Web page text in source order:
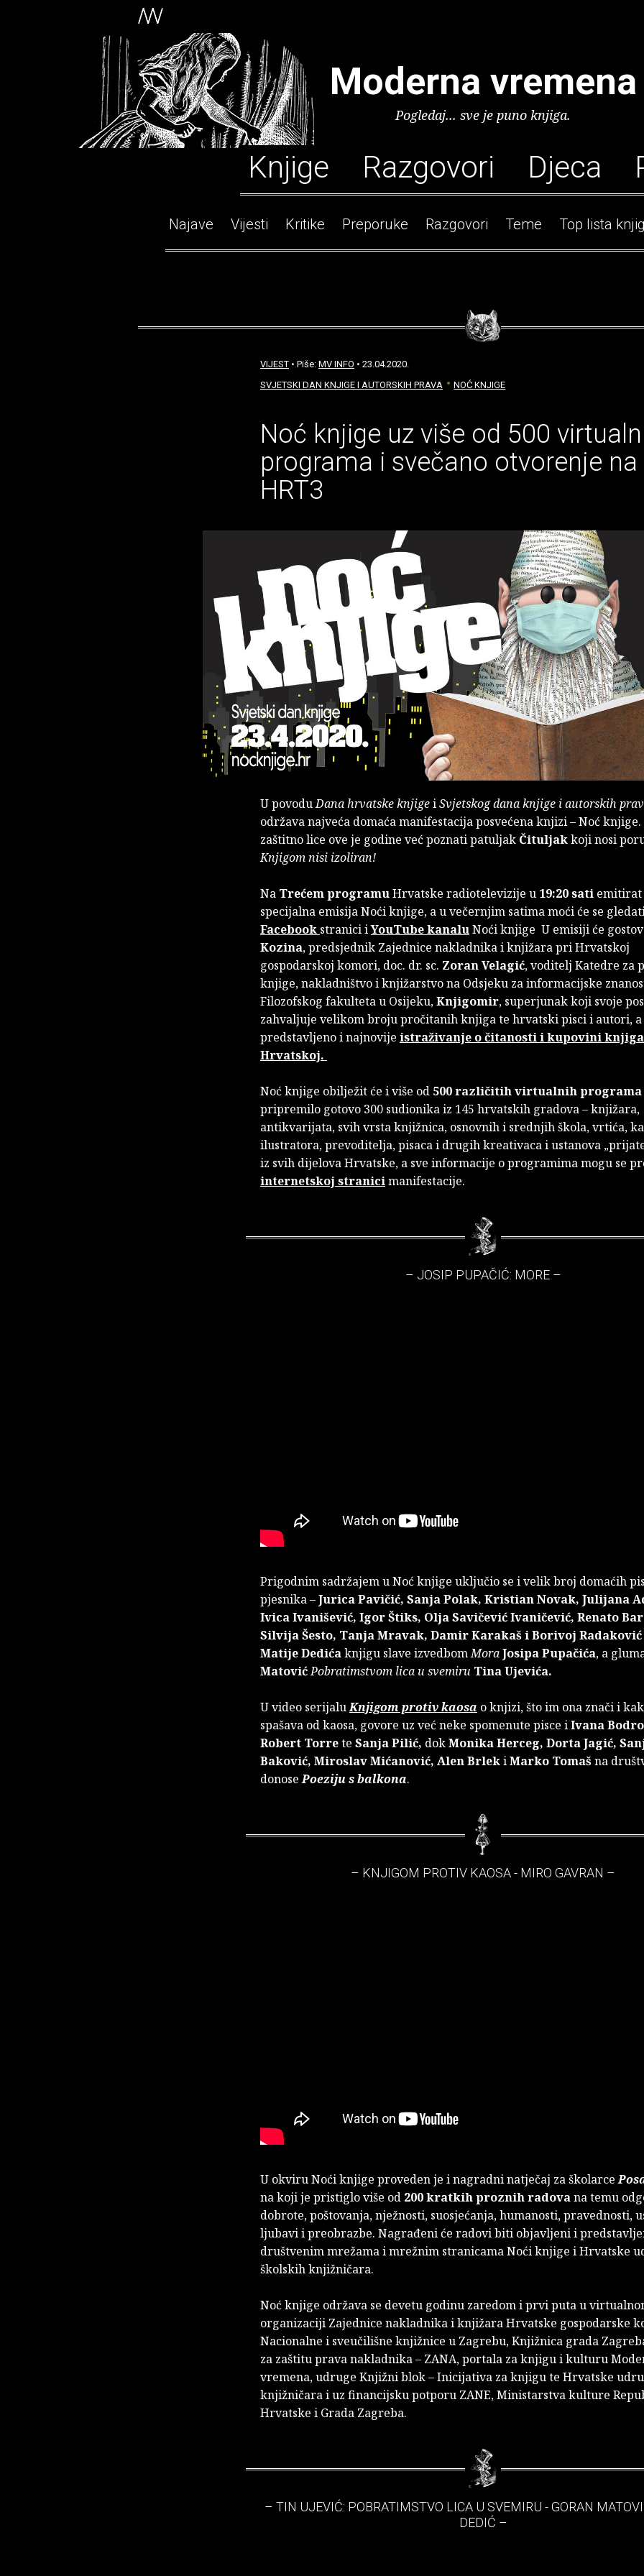
Moderna vremena
Pogledaj... sve je puno knjiga.
Knjige Razgovori Djeca
Najave Vijesti Kritike Preporuke Razgovori Teme Top lista
VIJEST • Piše: MV INFO • 23.04.2020.
SVJETSKI DAN KNJIGE I AUTORSKIH PRAVA
NOĆ KNJIGE
Noć knjige uz više od 500
programa i svečano otvorenje na
HRT3
U povoduDana hrvatske knjigeiSvjetskog dana knjige i autorskih prav
održava najveća domaća manifestacija posvećena knjizi – Noć
zaštitno lice ove je godine već poznati patuljakČituljakkoji nosi
Knjigom nisi izoliran!
Na Trećem programuHrvatske radiotelevizije u 19:20 sati emitirat
specijalna emisija Noći knjige, a u večernjim satima moći će se
Facebook stranici iYouTube kanaluNoći knjige U emisiji će
Kozina, predsjednik Zajednice nakladnika i knjižara pri Hrvatskoj
gospodarskoj komori, doc. dr. sc. Zoran Velagić, voditelj Katedre za
knjige, nakladništvo i knjižarstvo na Odsjeku za informacijske
Filozofskog fakulteta u Osijeku,Knjigomir, superjunak koji svoje
zahvaljuje velikom broju pročitanih knjiga te hrvatski pisci i autori, a
predstavljeno i najnovije istraživanje o čitanosti i kupovini
Hrvatskoj.
Noć knjige obilježit će i više od 500 različitih virtualnih programa
pripremilo gotovo 300 sudionika iz 145 hrvatskih gradova – knjižara,
antikvarijata, svih vrsta knjižnica, osnovnih i srednjih škola, vrtića,
ilustratora, prevoditelja, pisaca i drugih kreativaca i ustanova
iz svih dijelova Hrvatske, a sve informacije o programima mogu se
internetskoj stranicimanifestacije.
– JOSIP PUPAČIĆ: MORE –
Prigodnim sadržajem u Noć knjige uključio se i velik broj domaćih
pjesnika –Jurica Pavičić, Sanja Polak, Kristian Novak, Julijana
Ivica Ivanišević, Igor Štiks, Olja Savičević Ivaničević, Renato
Silvija Šesto, Tanja Mravak, Damir Karakaš i Borivoj Radaković
Matije Dedićaknjigu slave izvedbomMoraJosipa Pupačića, a
MatovićPobratimstvom lica u svemiru Tina Ujevića.
U video serijaluKnjigom protiv kaosa o knjizi, što im ona znači i
spašava od kaosa, govore uz već neke spomenute pisce iIvana
Robert Torrete Sanja Pilić, dokMonika Herceg, Dorta Jagić,
Baković, Miroslav Mićanović, Alen BrlekiMarko Tomašna
donosePoeziju s balkona.
– KNJIGOM PROTIV KAOSA - MIRO GAVRAN –
U okviru Noći knjige proveden je i nagradni natječaj za školarce
na koji je pristiglo više od 200 kratkih proznih radovana temu
dobrote, poštovanja, nježnosti, suosjećanja, humanosti, pravednosti,
ljubavi i preobrazbe. Nagrađeni će radovi biti objavljeni i
društvenim mrežama i mrežnim stranicama Noći knjige i Hrvatske
školskih knjižničara.
Noć knjige održava se devetu godinu zaredom i prvi puta u
organizaciji Zajednice nakladnika i knjižara Hrvatske gospodarske
Nacionalne i sveučilišne knjižnice u Zagrebu, Knjižnica grada
za zaštitu prava nakladnika – ZANA, portala za knjigu i kulturu
vremena, udruge Knjižni blok – Inicijativa za knjigu te Hrvatske
knjižničara i uz financijsku potporu ZANE, Ministarstva kulture
Hrvatske i Grada Zagreba.
– TIN UJEVIĆ: POBRATIMSTVO LICA U SVEMIRU - GORAN
DEDIĆ –